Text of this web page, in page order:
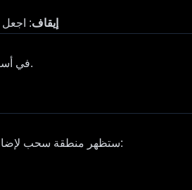
إيقاف: اجعل
في أسفل اللوحة.
، ستظهر منطقة سحب لإضافة صورة: